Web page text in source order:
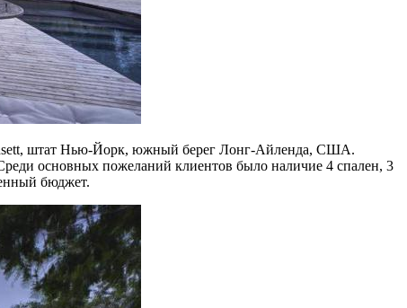
штат Нью-Йорк, южный берег Лонг-Айленда, США.
основных пожеланий клиентов было наличие 4 спален, 3
бюджет.